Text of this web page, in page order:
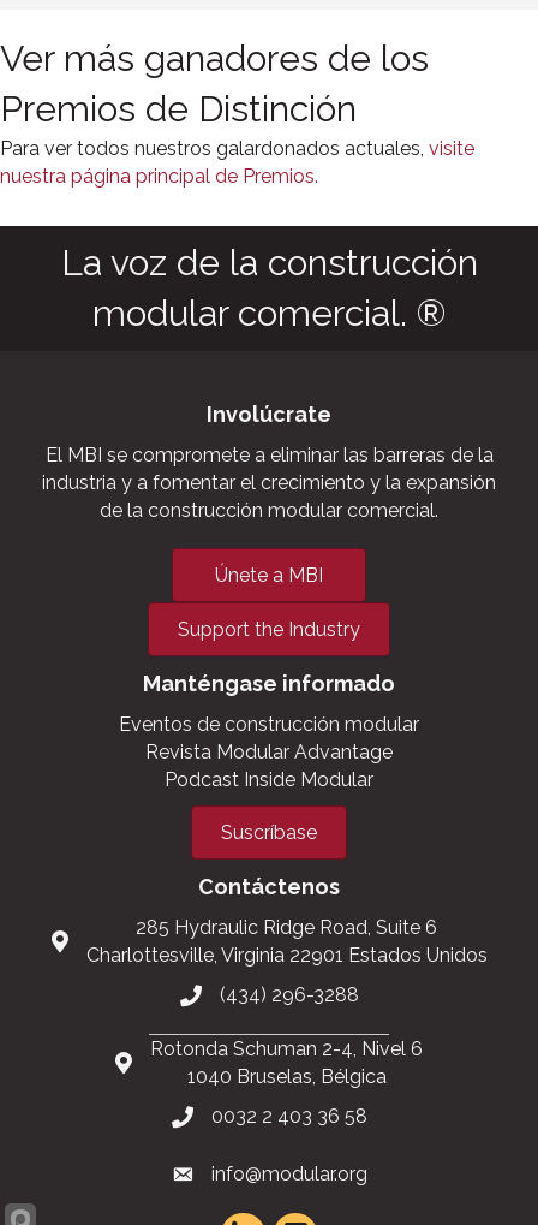
Ver más ganadores de los
Premios de Distinción
Para ver todos nuestros galardonados actuales, visite
nuestra página principal de Premios.
La voz de la construcción
modular comercial. ®
Involúcrate
El MBI se compromete a eliminar las barreras de la
industria y a fomentar el crecimiento y la expansión
de la construcción modular comercial.
Únete a MBI
Support the Industry
Manténgase informado
Eventos de construcción modular
Revista Modular Advantage
Podcast Inside Modular
Suscríbase
Contáctenos
285 Hydraulic Ridge Road, Suite 6
Charlottesville, Virginia 22901 Estados Unidos
(434) 296-3288
Rotonda Schuman 2-4, Nivel 6
1040 Bruselas, Bélgica
0032 2 403 36 58
info@modular.org